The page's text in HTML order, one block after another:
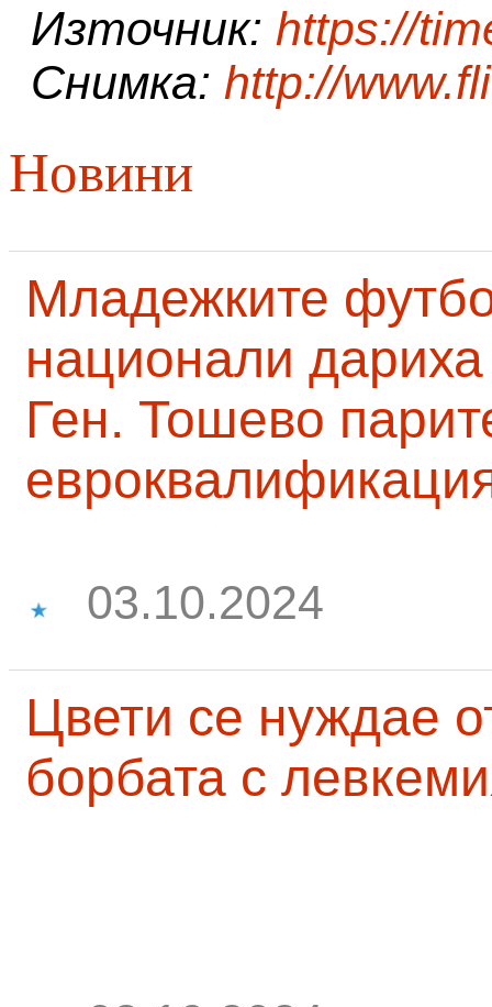
Източник: https://
Снимка: http://
Новини
Младежките
национали
Ген. Тошево
03.10.2024
Цвети се нуждае
борбата с